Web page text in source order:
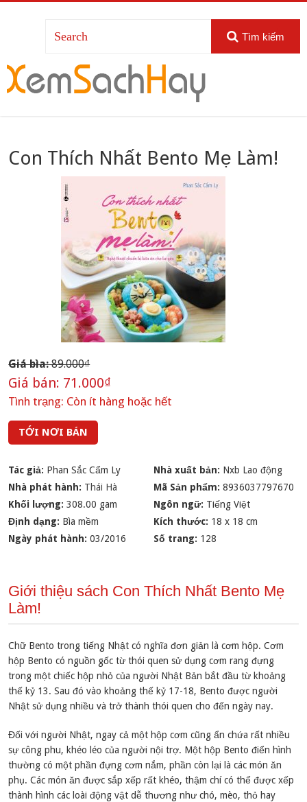
Tìm kiếm
Con Thích Nhất Bento Mẹ Làm!
Giá bìa:89.000₫
Giá bán: 71.000₫
Tình trạng: Còn ít hàng hoặc hết
TỚI NƠI BÁN
Tác giả: Phan Sắc Cẩm Ly Nhà xuất bản: Nxb Lao động
Nhà phát hành: Thái Hà Mã Sản phẩm: 8936037797670
Khối lượng:308.00 gam Ngôn ngữ: Tiếng Việt
Định dạng: Bìa mềm Kích thước: 18 x 18 cm
Ngày phát hành:03/2016 Số trang: 128
Giới thiệu sách Con Thích Nhất Bento Mẹ
Làm!
Chữ Bento trong tiếng Nhật có nghĩa đơn giản là cơm hộp. Cơm
hộp Bento có nguồn gốc từ thói quen sử dụng cơm rang đựng
trong một chiếc hộp nhỏ của người Nhật Bản bắt đầu từ khoảng
thế kỷ 13. Sau đó vào khoảng thế kỷ 17-18, Bento được người
Nhật sử dụng nhiều và trở thành thói quen cho đến ngày nay.
Đối với người Nhật, ngay cả một hộp cơm cũng ẩn chứa rất nhiều
sự công phu, khéo léo của người nội trợ. Một hộp Bento điển hình
thường có một phần đựng cơm nắm, phần còn lại là các món ăn
phụ. Các món ăn được sắp xếp rất khéo, thậm chí có thể được xếp
thành hình các loài động vật dễ thương như chó, mèo, thỏ hay